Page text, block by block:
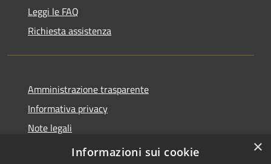
Leggi le FAQ
Richiesta assistenza
Amministrazione trasparente
Informativa privacy
Note legali
Dichiarazione di accessibilità
×
Informazioni sui cookie